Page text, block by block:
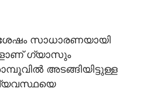
ശേഷം സാധാരണയായി
ഗ്യാസും
അടങ്ങിയിട്ടുള്ള